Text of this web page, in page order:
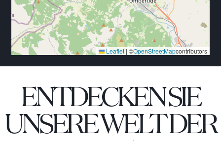
Liegestühlen und Sonnenschirmen sowie eine erhöhte
Sonnenterrasse mit Pavillons und einem Whirlpool.
Eine weitere Terrasse hinter dem Grillplatz und dem
Swimmingpool vervollständigt die Oase am Hang.
Leaflet | ©OpenStreetMapcontributors
ENTDECKEN SIE
UNSERE WELT DER